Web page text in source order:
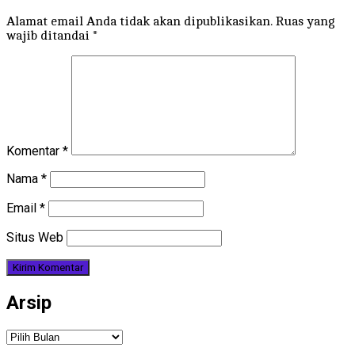
Alamat email Anda tidak akan dipublikasikan. Ruas yang
wajib ditandai *
Komentar *
Nama *
Email *
Situs Web
Arsip
Arsip